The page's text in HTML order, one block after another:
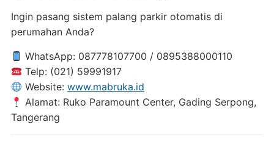
Ingin pasang sistem palang parkir otomatis di
perumahan Anda?
WhatsApp: 087778107700 / 0895388000110
Telp: (021) 59991917
Website:www.mabruka.id
Alamat: Ruko Paramount Center, Gading Serpong,
Tangerang